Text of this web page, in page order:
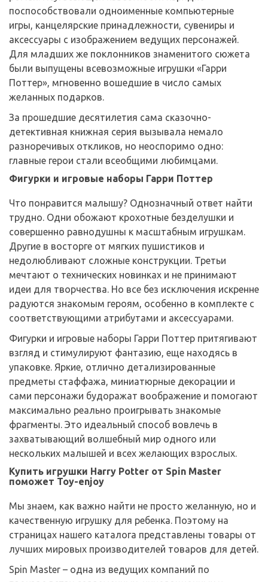
поспособствовали одноименные компьютерные
игры, канцелярские принадлежности, сувениры и
аксессуары с изображением ведущих персонажей.
Для младших же поклонников знаменитого сюжета
были выпущены всевозможные игрушки «Гарри
Поттер», мгновенно вошедшие в число самых
желанных подарков.
За прошедшие десятилетия сама сказочно-
детективная книжная серия вызывала немало
разноречивых откликов, но неоспоримо одно:
главные герои стали всеобщими любимцами.
Фигурки и игровые наборы Гарри Поттер
Что понравится малышу? Однозначный ответ найти
трудно. Одни обожают крохотные безделушки и
совершенно равнодушны к масштабным игрушкам.
Другие в восторге от мягких пушистиков и
недолюбливают сложные конструкции. Третьи
мечтают о технических новинках и не принимают
идеи для творчества. Но все без исключения искренне
радуются знакомым героям, особенно в комплекте с
соответствующими атрибутами и аксессуарами.
Фигурки и игровые наборы Гарри Поттер притягивают
взгляд и стимулируют фантазию, еще находясь в
упаковке. Яркие, отлично детализированные
предметы стаффажа, миниатюрные декорации и
сами персонажи будоражат воображение и помогают
максимально реально проигрывать знакомые
фрагменты. Это идеальный способ вовлечь в
захватывающий волшебный мир одного или
нескольких малышей и всех желающих взрослых.
Купить игрушки Harry Potter от Spin Master
поможет Toy-enjoy
Мы знаем, как важно найти не просто желанную, но и
качественную игрушку для ребенка. Поэтому на
страницах нашего каталога представлены товары от
лучших мировых производителей товаров для детей.
Spin Master – одна из ведущих компаний по